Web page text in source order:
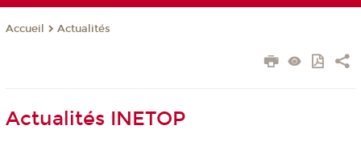
Accueil Actualités
Actualités INETOP